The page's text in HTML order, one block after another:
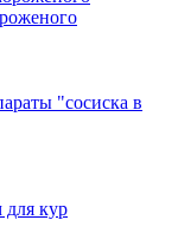
"сосиска в
для кур